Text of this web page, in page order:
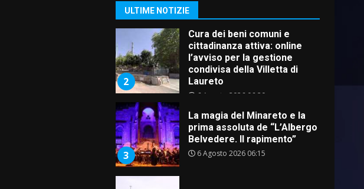
ULTIME NOTIZIE
1
2
Cura dei beni comuni e
cittadinanza attiva: online
l’avviso per la gestione
condivisa della Villetta di
Laureto
6 Agosto 2026 06:20
3
La magia del Minareto e la
prima assoluta de “L’Albergo
Belvedere. Il rapimento”
6 Agosto 2026 06:15